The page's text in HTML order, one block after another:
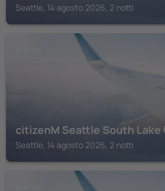
Seattle, 14 agosto 2026, 2 notti
citizenM Seattle South Lake
Seattle, 14 agosto 2026, 2 notti